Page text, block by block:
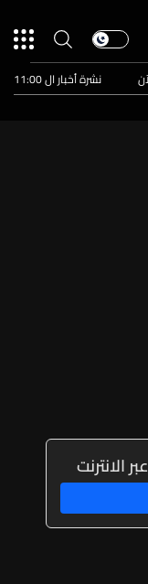
نشرة أخبار ال 11:00
الانترنت